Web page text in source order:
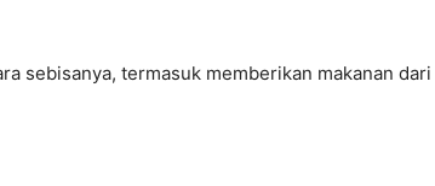
sebisanya, termasuk memberikan makanan